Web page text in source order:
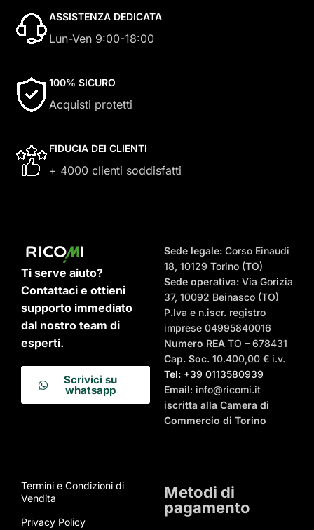
ASSISTENZA DEDICATA
Lun-Ven 9:00-18:00
100% SICURO
Acquisti protetti
FIDUCIA DEI CLIENTI
+ 4000 clienti soddisfatti
Ti serve aiuto?
Contattaci e ottieni
supporto immediato
dal nostro team di
esperti.
Scrivici su
whatsapp
Sede legale:Corso Einaudi
18, 10129 Torino (TO)
Sede operativa:Via Gorizia
37, 10092 Beinasco (TO)
P.Iva e n.iscr. registro
imprese 04995840016
Numero REA TO – 678431
Cap. Soc.10.400,00 € i.v.
Tel:+39 0113580939
Email: info@ricomi.it
iscritta alla Camera di
Commercio di Torino
Termini e Condizioni di
Vendita
Privacy Policy
Metodi di
pagamento